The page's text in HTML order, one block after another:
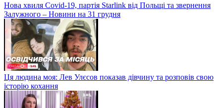
Нова хвиля Covid-19, партія Starlink від Польщі та звернення
Залужного – Новини на 31 грудня
Ця людина моя: Лев Улєсов показав дівчину та розповів свою
історію кохання